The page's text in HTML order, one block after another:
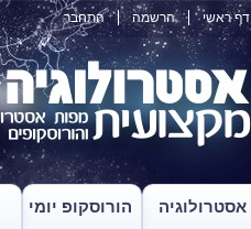
דף ראשי הרשמה התחבר
אסטרולוגיה הורוסקופ יומי